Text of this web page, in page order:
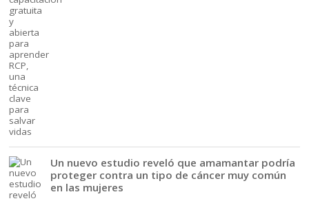
Un nuevo estudio reveló que amamantar podría
proteger contra un tipo de cáncer muy común
en las mujeres